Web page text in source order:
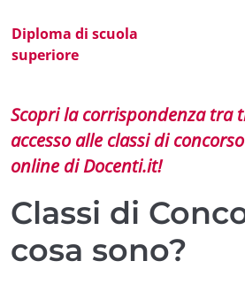
Diploma di scuola
superiore
Scopri la corrispondenza tra
accesso alle classi di
online di Docenti.it!
Classi di
cosa sono?